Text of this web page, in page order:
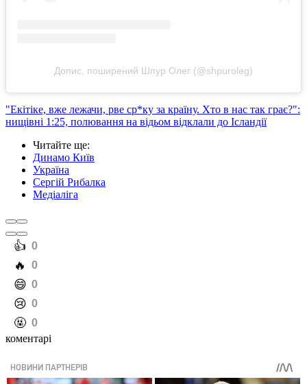
Допис, поширений Шпур Олег (@shpuroleg)
"Екітіке, вже лежачи, рве ср*ку за країну. Хто в нас так грає?":
нищівні 1:25, полювання на відьом відклали до Ісландії
Читайте ще:
Динамо Київ
Україна
Сергій Рибалка
Медіаліга
️👍 0
️🔥 0
️😄 0
️😢 0
️🤬 0
коментарі